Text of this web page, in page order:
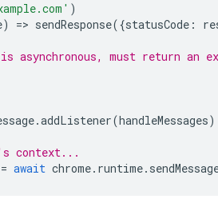
)
) => sendResponse({statusCode :
asynchronous, must return an
.addListener(handleMessages
context...
= await chrome. runtime.